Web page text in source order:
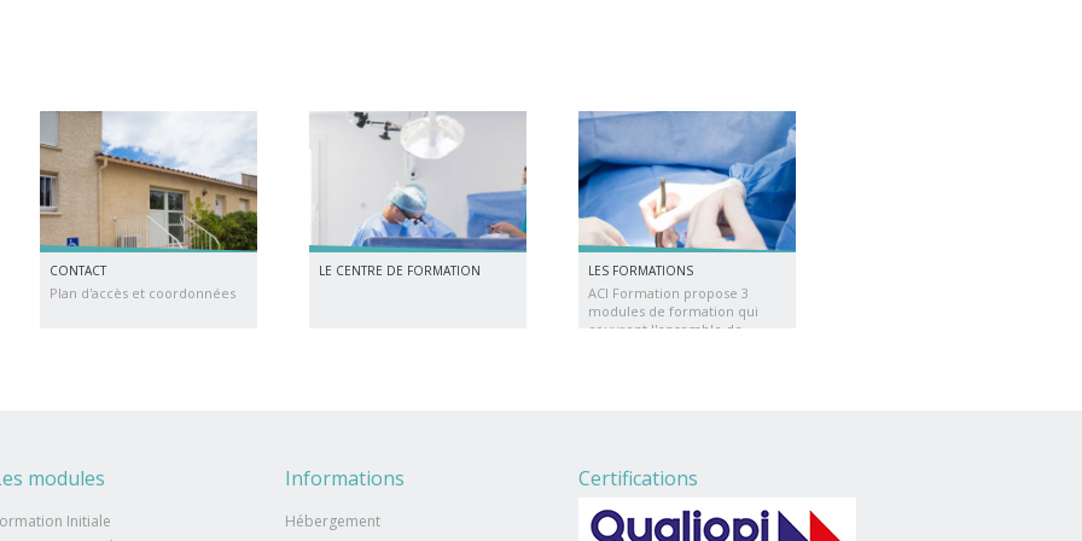
CONTACT
Plan d'accès et coordonnées
LE CENTRE DE FORMATION LES FORMATIONS
ACI Formation propose 3
modules de formation qui
couvrent l'ensemble de
modules
Initiale
Informations
Hébergement
Certifications